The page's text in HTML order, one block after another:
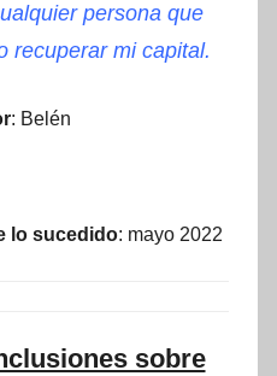
persona que
recuperar mi capital.
: Belén
lo sucedido: mayo 2022
sobre